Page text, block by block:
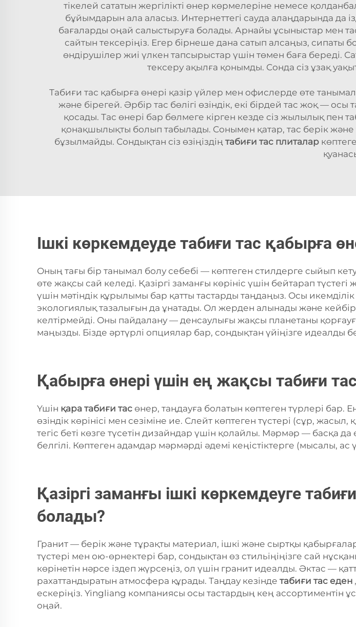
тікелей сататын жергілікті өнер көрмелеріне немесе
бұйымдарын ала аласыз. Интернеттегі сауда алаңдарында да
бағаларды оңай салыстыруға болады. Арнайы ұсыныстар мен
сайтын тексеріңіз. Егер бірнеше дана сатып алсаңыз,
өндірушілер жиі үлкен тапсырыстар үшін төмен баға береді.
тексеру ақылға қонымды. Сонда сіз ұзақ
Табиғи тас қабырға өнері қазір үйлер мен офислерде өте
және бірегей. Әрбір тас бөлігі өзіндік, екі бірдей тас жоқ —
қосады. Тас өнері бар бөлмеге кірген кезде сіз жылылық пен
қонақшылықты болып табылады. Сонымен қатар, тас берік
бұзылмайды. Сондықтан сіз өзіңіздің табиғи тас плиталар
Ішкі көркемдеуде табиғи тас қабырға
Оның тағы бір танымал болу себебі — көптеген стилдерге сыйып
өте жақсы сай келеді. Қазіргі заманғы көрініс үшін бейтарап
үшін мәтіндік құрылымы бар қатты тастарды таңдаңыз. Осы
экологиялық тазалығын да ұнатады. Ол жерден алынады және
келтірмейді. Оны пайдалану — денсаулығы жақсы планетаны
маңызды. Бізде әртүрлі опциялар бар, сондықтан үйіңізге идеалды
Қабырға өнері үшін ең жақсы табиғи
Үшін қара табиғи тас өнер, таңдауға болатын көптеген түрлері
өзіндік көрінісі мен сезіміне ие. Слейт көптеген түстері (сұр,
тегіс беті көзге түсетін дизайндар үшін қолайлы. Мәрмәр — басқа
белгілі. Көптеген адамдар мәрмәрді әдемі кеңістіктерге (мысалы,
Қазіргі заманғы ішкі көркемдеуге
болады?
Гранит — берік және тұрақты материал, ішкі және сыртқы
түстері мен ою-өрнектері бар, сондықтан өз стильіңіңізге сай
көрінетін нәрсе іздеп жүрсеңіз, ол үшін гранит идеалды. Әктас —
рахаттандыратын атмосфера құрады. Таңдау кезінде табиғи тас еден
ескеріңіз. Yingliang компаниясы осы тастардың кең ассортиментін
оңай.